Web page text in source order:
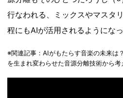
行なわれる、ミックスやマスタ
程にもAIが活用されるようになっ
※関連記事：AIがもたらす音楽の未来は
を生まれ変わらせた音源分離技術から考